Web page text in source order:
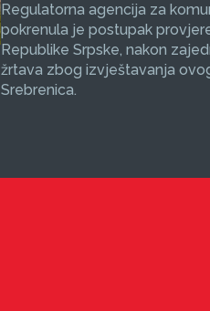
Regulatorna agencija za
pokrenula je postupak
Republike Srpske, nakon
žrtava zbog izvještavanja
Srebrenica.